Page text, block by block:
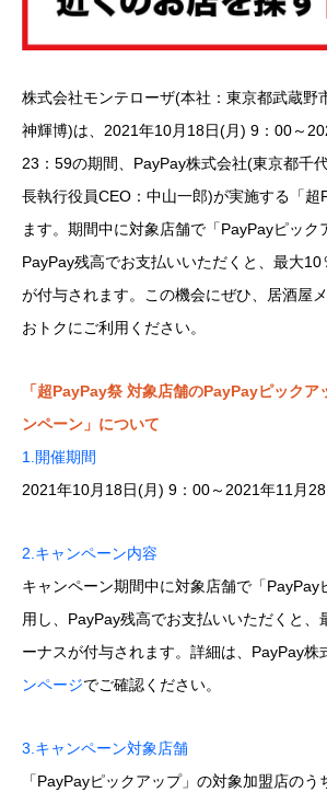
株式会社モンテローザ(本社：東京都武蔵野
神輝博)は、2021年10月18日(月) 9：00～
23：59の期間、PayPay株式会社(東京都千
長執行役員CEO：中山一郎)が実施する「超
ます。期間中に対象店舗で「PayPayピック
PayPay残高でお支払いいただくと、最大10
が付与されます。この機会にぜひ、居酒屋
おトクにご利用ください。
「超PayPay祭 対象店舗のPayPayピックア
ンペーン」について
1.開催期間
2021年10月18日(月) 9：00～2021年11月
2.キャンペーン内容
キャンペーン期間中に対象店舗で「PayPay
用し、PayPay残高でお支払いいただくと、
ーナスが付与されます。詳細は、PayPay株
ンページでご確認ください。
3.キャンペーン対象店舗
「PayPayピックアップ」の対象加盟店の